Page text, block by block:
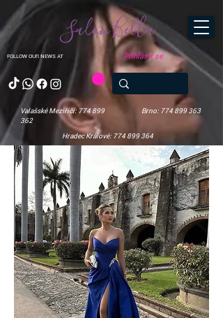
FOLLOW OUR NEWS AT
Salon Bella
Valašské Meziříčí: 774 899
362
Brno: 774 899 363
Hradec Králové: 774 899 364
Přihlásit se